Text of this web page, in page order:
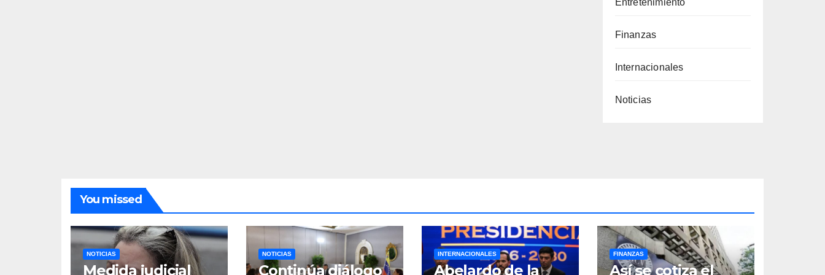
Entretenimiento
Finanzas
Internacionales
Noticias
You missed
NOTICIAS
Medida judicial
NOTICIAS
Continúa diálogo
INTERNACIONALES
Abelardo de la
FINANZAS
Así se cotiza el